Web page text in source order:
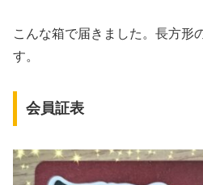
こんな箱で届きました。長方形
す。
会員証表